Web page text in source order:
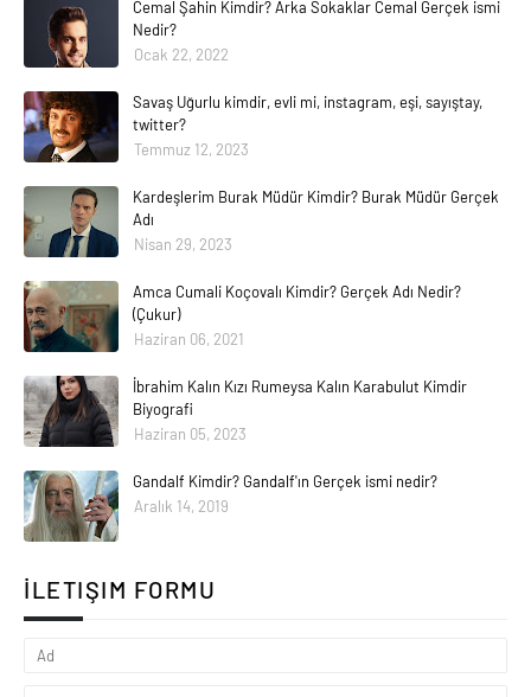
Cemal Şahin Kimdir? Arka Sokaklar Cemal Gerçek ismi
Nedir?
Ocak 22, 2022
Savaş Uğurlu kimdir, evli mi, instagram, eşi, sayıştay,
twitter?
Temmuz 12, 2023
Kardeşlerim Burak Müdür Kimdir? Burak Müdür Gerçek
Adı
Nisan 29, 2023
Amca Cumali Koçovalı Kimdir? Gerçek Adı Nedir?
(Çukur)
Haziran 06, 2021
İbrahim Kalın Kızı Rumeysa Kalın Karabulut Kimdir
Biyografi
Haziran 05, 2023
Gandalf Kimdir? Gandalf'ın Gerçek ismi nedir?
Aralık 14, 2019
İLETIŞIM FORMU